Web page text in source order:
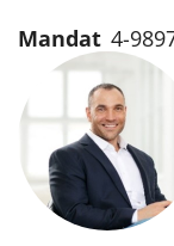
Mandat 4-